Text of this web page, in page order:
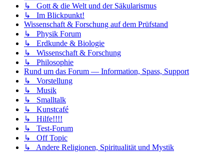
↳ Gott & die Welt und der Säkularismus
↳ Im Blickpunkt!
Wissenschaft & Forschung auf dem Prüfstand
↳ Physik Forum
↳ Erdkunde & Biologie
↳ Wissenschaft & Forschung
↳ Philosophie
Rund um das Forum — Information, Spass, Support
↳ Vorstellung
↳ Musik
↳ Smalltalk
↳ Kunstcafé
↳ Hilfe!!!!
↳ Test-Forum
↳ Off Topic
↳ Andere Religionen, Spiritualität und Mystik